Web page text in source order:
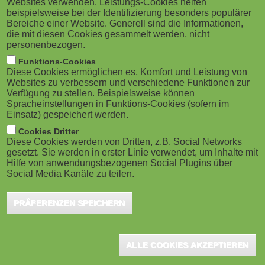
M
o
b
i
l
e
)
g
a
o
n
Dunfermline (SCT), July 2022 - eCom
Learning Solutions, one of Scotland's
leading digital learning and assessment
specialists, has updated its eNetLearn learning
management system (LMS).
Among the LMS's expanded and updated features are
its updated Security safeguards to keep data safe - and
learners - secure
the Course Certification feature, which automatically
generates a certificate for learners on completion of a
created as editable pdfs and can automatically pull through
the Evidence feature, which enhances the learning
experience and adds a further layer of accountability for
Websites verwenden. Leistungs-Cookies helfen
beispielsweise bei der Identifizierung besonders populärer
Bereiche einer Website. Generell sind die Informationen,
die mit diesen Cookies gesammelt werden, nicht
personenbezogen.
Funktions-Cookies
Diese Cookies ermöglichen es, Komfort und Leistung von
Websites zu verbessern und verschiedene Funktionen zur
Verfügung zu stellen. Beispielsweise können
Spracheinstellungen in Funktions-Cookies (sofern im
Einsatz) gespeichert werden.
Cookies Dritter
Diese Cookies werden von Dritten, z.B. Social Networks
gesetzt. Sie werden in erster Linie verwendet, um Inhalte mit
Hilfe von anwendungsbezogenen Social Plugins über
Social Media Kanäle zu teilen.
PRÄFERENZEN SPEICHERN
ALLE COOKIES AKZEPTIEREN